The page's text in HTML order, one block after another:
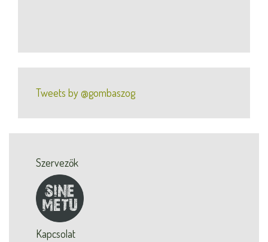
Tweets by @gombaszog
Szervezők
Kapcsolat